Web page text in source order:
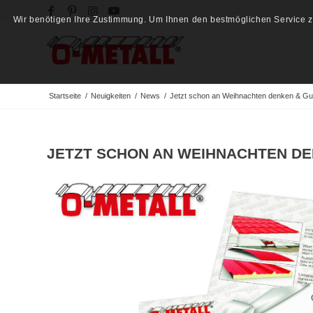
Startseite / Neuigkeiten / News / Jetzt schon an Weihnachten denken &
JETZT SCHON AN WEIHNACHTEN
Wir benötigen Ihre Zustimmung. Um Ihnen den bestmöglichen